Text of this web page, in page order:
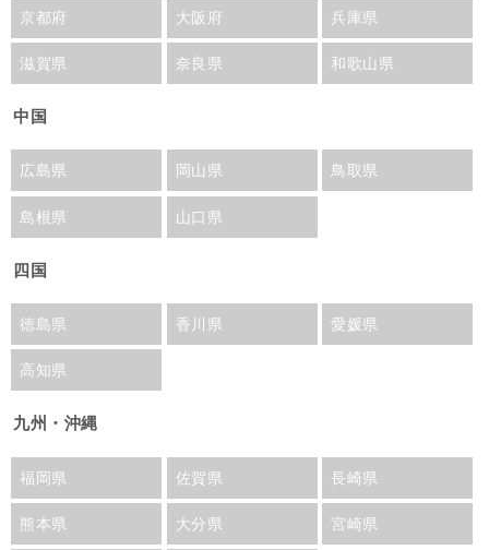
京都府 大阪府 兵庫県
滋賀県 奈良県 和歌山県
中国
広島県 岡山県 鳥取県
島根県 山口県
四国
徳島県 香川県 愛媛県
高知県
九州・沖縄
福岡県 佐賀県 長崎県
熊本県 大分県 宮崎県